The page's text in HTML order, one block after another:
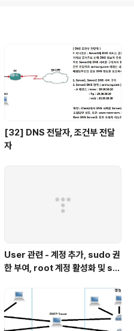
[32] DNS 전달자, 조건부 전달
자
User 관련 - 계정 추가, sudo 권
한 부여, root 계정 활성화 및 su